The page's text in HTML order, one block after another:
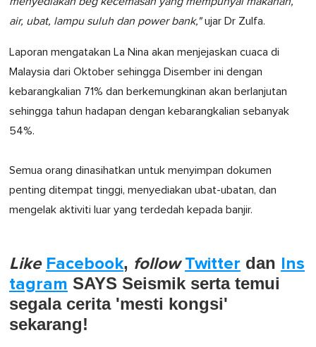
air, ubat, lampu suluh dan power bank,"ujar Dr Zulfa.
Laporan mengatakan La Nina akan menjejaskan cuaca di
Malaysia dari Oktober sehingga Disember ini dengan
kebarangkalian 71% dan berkemungkinan akan berlanjutan
sehingga tahun hadapan dengan kebarangkalian sebanyak
54%.
Semua orang dinasihatkan untuk menyimpan dokumen
penting ditempat tinggi, menyediakan ubat-ubatan, dan
mengelak aktiviti luar yang terdedah kepada banjir.
Like Facebook, follow Twitter dan Ins
tagram SAYS Seismik serta temui
segala cerita 'mesti kongsi'
sekarang!